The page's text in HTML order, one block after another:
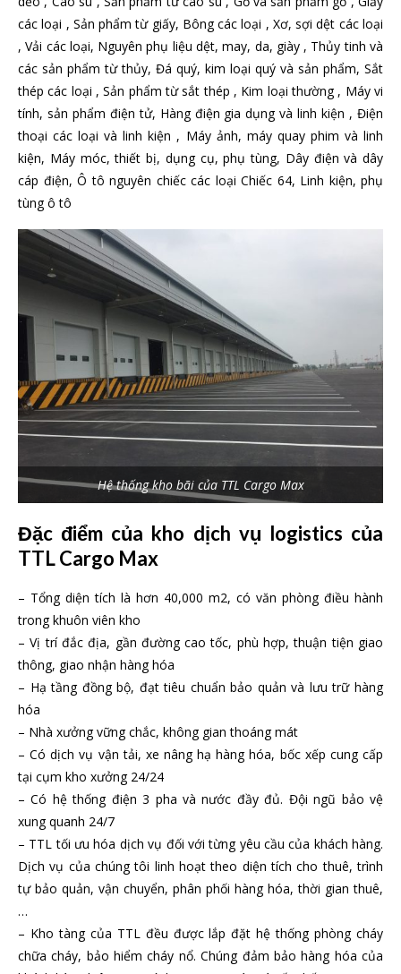
các loại , Sản phẩm từ giấy, Bông các loại , Xơ, sợi dệt các loại
, Vải các loại, Nguyên phụ liệu dệt, may, da, giày , Thủy tinh và
các sản phẩm từ thủy, Đá quý, kim loại quý và sản phẩm, Sắt
thép các loại , Sản phẩm từ sắt thép , Kim loại thường , Máy vi
tính, sản phẩm điện tử, Hàng điện gia dụng và linh kiện , Điện
thoại các loại và linh kiện , Máy ảnh, máy quay phim và linh
kiện, Máy móc, thiết bị, dụng cụ, phụ tùng, Dây điện và dây
cáp điện, Ô tô nguyên chiếc các loại Chiếc 64, Linh kiện, phụ
tùng ô tô
Hệ thống kho bãi của TTL Cargo Max
Đặc điểm của kho dịch vụ logistics của
TTL Cargo Max
– Tổng diện tích là hơn 40,000 m2, có văn phòng điều hành
trong khuôn viên kho
– Vị trí đắc địa, gần đường cao tốc, phù hợp, thuận tiện giao
thông, giao nhận hàng hóa
– Hạ tầng đồng bộ, đạt tiêu chuẩn bảo quản và lưu trữ hàng
hóa
– Nhà xưởng vững chắc, không gian thoáng mát
– Có dịch vụ vận tải, xe nâng hạ hàng hóa, bốc xếp cung cấp
tại cụm kho xưởng 24/24
– Có hệ thống điện 3 pha và nước đầy đủ. Đội ngũ bảo vệ
xung quanh 24/7
– TTL tối ưu hóa dịch vụ đối với từng yêu cầu của khách hàng.
Dịch vụ của chúng tôi linh hoạt theo diện tích cho thuê, trình
tự bảo quản, vận chuyển, phân phối hàng hóa, thời gian thuê,
…
– Kho tàng của TTL đều được lắp đặt hệ thống phòng cháy
chữa cháy, bảo hiểm cháy nổ. Chúng đảm bảo hàng hóa của